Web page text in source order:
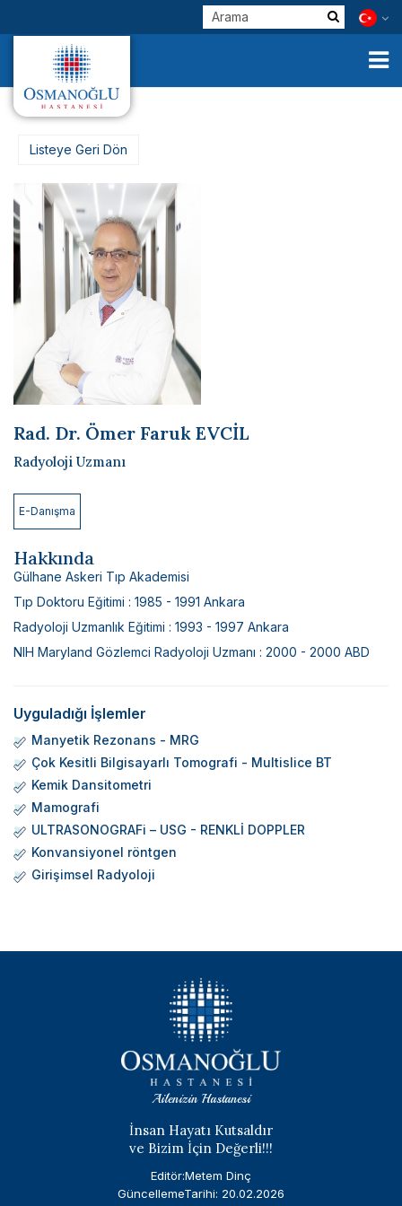
Kurumsal
Klinik Birimlerimiz
Check Up
Sağlık Turizmi
Bilimsel Yayınlar
Haberler
Listeye Geri Dön
Rad. Dr. Ömer Faruk EVCİL
Radyoloji Uzmanı
E-Danışma
Hakkında
Gülhane Askeri Tıp Akademisi
Tıp Doktoru Eğitimi : 1985 - 1991 Ankara
Radyoloji Uzmanlık Eğitimi : 1993 - 1997 Ankara
NIH Maryland Gözlemci Radyoloji Uzmanı : 2000 - 2000 ABD
Uyguladığı İşlemler
Manyetik Rezonans - MRG
Çok Kesitli Bilgisayarlı Tomografi - Multislice BT
Kemik Dansitometri
Mamografi
ULTRASONOGRAFi – USG - RENKLİ DOPPLER
Konvansiyonel röntgen
Girişimsel Radyoloji
İnsan Hayatı Kutsaldır
ve Bizim İçin Değerli!!!
Editör:Metem Dinç
GüncellemeTarihi: 20.02.2026
Ailenizin Hastanesi